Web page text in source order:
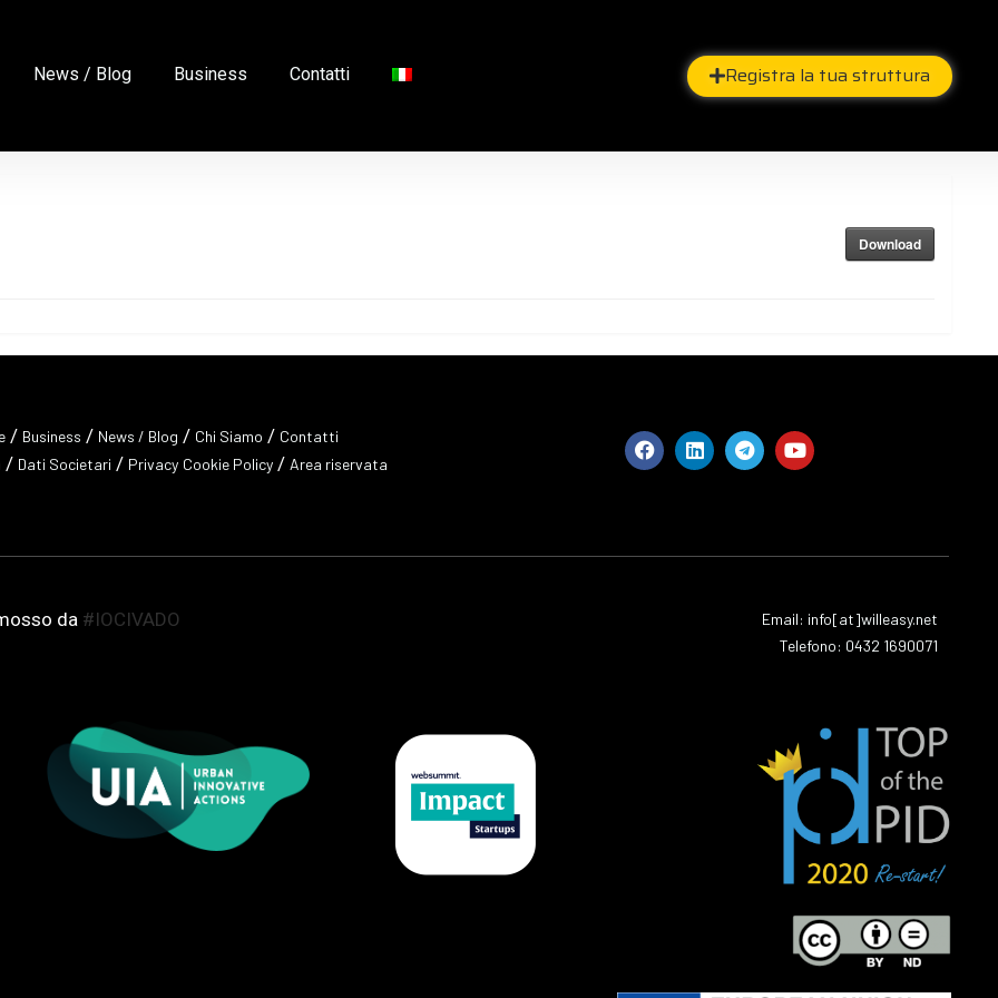
News / Blog Business Contatti Registra la tua struttura
Download
/ Business / News / Blog / Chi Siamo / Contatti
/ Dati Societari / Privacy Cookie Policy /Area riservata
FacebookLinkedinTelegramYoutube
da #IOCIVADO
Email: info[at]willeasy.net
Telefono: 0432 1690071